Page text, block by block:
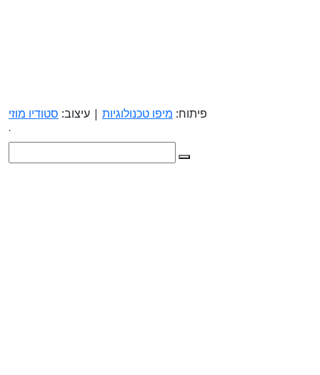
פיתוח: מיפו טכנולוגיות | עיצוב: סטודיו מוזי
.